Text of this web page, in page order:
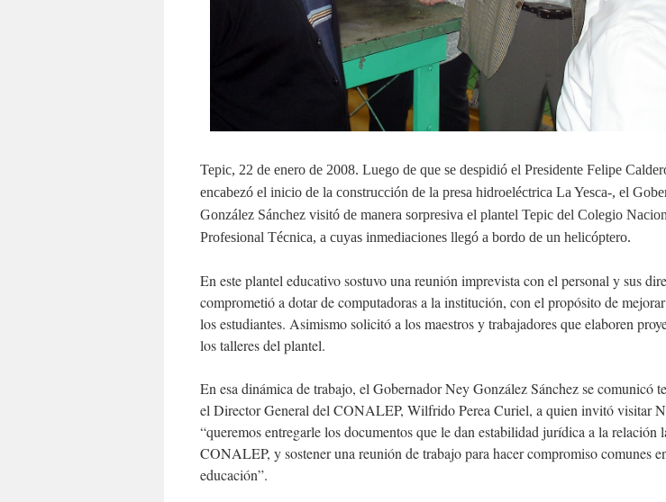
Tepic, 22 de enero de 2008. Luego de que se despidió el Presidente Felipe
encabezó el inicio de la construcción de la presa hidroeléctrica La Yesca-, el
González Sánchez visitó de manera sorpresiva el plantel Tepic del Colegio
Profesional Técnica, a cuyas inmediaciones llegó a bordo de un helicóptero.
En este plantel educativo sostuvo una reunión imprevista con el personal y sus
comprometió a dotar de computadoras a la institución, con el propósito de
los estudiantes. Asimismo solicitó a los maestros y trabajadores que elaboren
los talleres del plantel.
En esa dinámica de trabajo, el Gobernador Ney González Sánchez se comunicó
el Director General del CONALEP, Wilfrido Perea Curiel, a quien invitó visitar
“queremos entregarle los documentos que le dan estabilidad jurídica a la relación
CONALEP, y sostener una reunión de trabajo para hacer compromiso comunes
educación”.